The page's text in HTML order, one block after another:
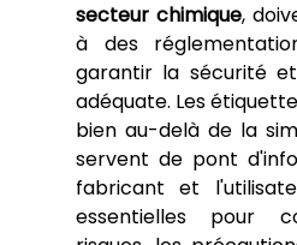
secteur chimique,
à des
garantir la sécurité
adéquate. Les
bien au-delà de la
servent de pont
fabricant et
essentielles pour